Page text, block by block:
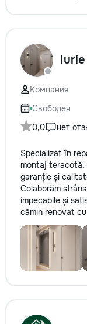
Iurie
Компания
Свободен
0,0
нет
Specializat în
montaj teracotă,
garanție și
Colaborăm
impecabile și
cămin renovat